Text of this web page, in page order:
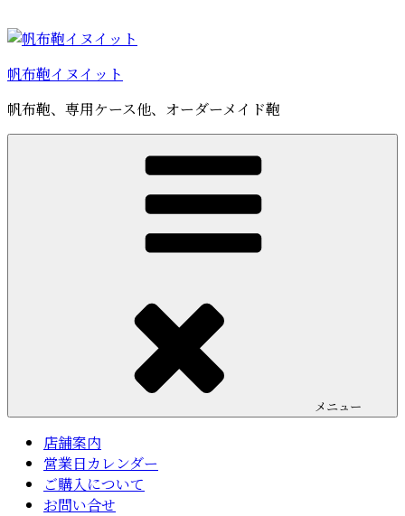
ン
ン
ツ
へ
ス
帆布鞄イヌイット
帆布鞄、専用ケース他、オーダーメイド鞄
メニュー
店舗案内
営業日カレンダー
ご購入について
お問い合せ